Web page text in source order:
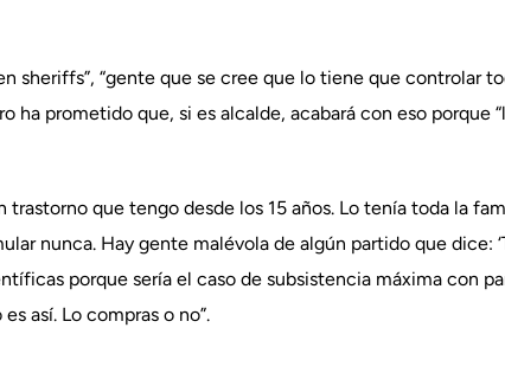
sheriffs”, “gente que se cree que lo tiene que controlar
ha prometido que, si es alcalde, acabará con eso porque
trastorno que tengo desde los 15 años. Lo tenía toda la
nunca. Hay gente malévola de algún partido que dice:
porque sería el caso de subsistencia máxima con
así. Lo compras o no”.